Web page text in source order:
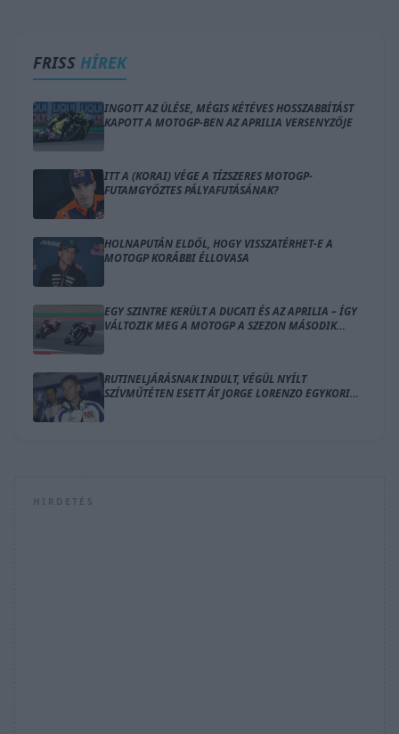
FRISS HÍREK
INGOTT AZ ÜLÉSE, MÉGIS KÉTÉVES HOSSZABBÍTÁST
KAPOTT A MOTOGP-BEN AZ APRILIA VERSENYZŐJE
ITT A (KORAI) VÉGE A TÍZSZERES MOTOGP-
FUTAMGYŐZTES PÁLYAFUTÁSÁNAK?
HOLNAPUTÁN ELDŐL, HOGY VISSZATÉRHET-E A
MOTOGP KORÁBBI ÉLLOVASA
EGY SZINTRE KERÜLT A DUCATI ÉS AZ APRILIA – ÍGY
VÁLTOZIK MEG A MOTOGP A SZEZON MÁSODIK
RUTINELJÁRÁSNAK INDULT, VÉGÜL NYÍLT
SZÍVMŰTÉTEN ESETT ÁT JORGE LORENZO EGYKORI
HIRDETÉS